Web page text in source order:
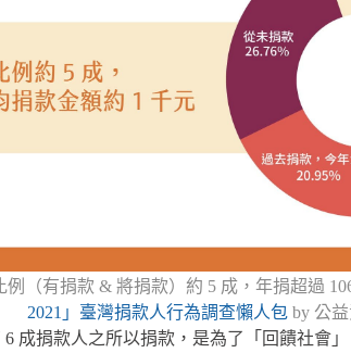
例（有捐款 & 將捐款）約 5 成，年捐超過
2021」臺灣捐款人行為調查懶人包 by 公
成捐款人之所以捐款，是為了「回饋社會